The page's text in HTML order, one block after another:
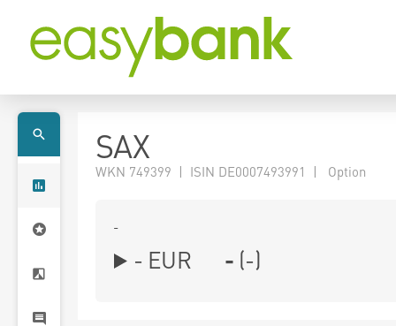
SAX
WKN 749399 | ISIN DE0007493991 | Option
-
- EUR - (-)